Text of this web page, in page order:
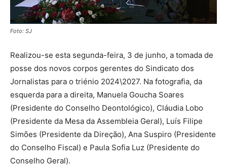
Foto: SJ
Realizou-se esta segunda-feira, 3 de junho, a tomada de
posse dos novos corpos gerentes do Sindicato dos
Jornalistas para o triénio 2024\2027. Na fotografia, da
esquerda para a direita, Manuela Goucha Soares
(Presidente do Conselho Deontológico), Cláudia Lobo
(Presidente da Mesa da Assembleia Geral), Luís Filipe
Simões (Presidente da Direção), Ana Suspiro (Presidente
do Conselho Fiscal) e Paula Sofia Luz (Presidente do
Conselho Geral).